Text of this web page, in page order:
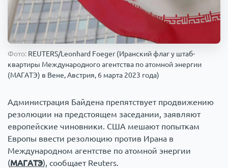
Происшествия 1000 мелочей
Фото: REUTERS/Leonhard Foeger (Иранский флаг у штаб-
квартиры Международного агентства по атомной энергии
(МАГАТЭ) в Вене, Австрия, 6 марта 2023 года)
Администрация Байдена препятствует продвижению
резолюции на предстоящем заседании, заявляют
европейские чиновники. США мешают попыткам
Европы ввести резолюцию против Ирана в
Международном агентстве по атомной энергии
(МАГАТЭ), сообщает Reuters.